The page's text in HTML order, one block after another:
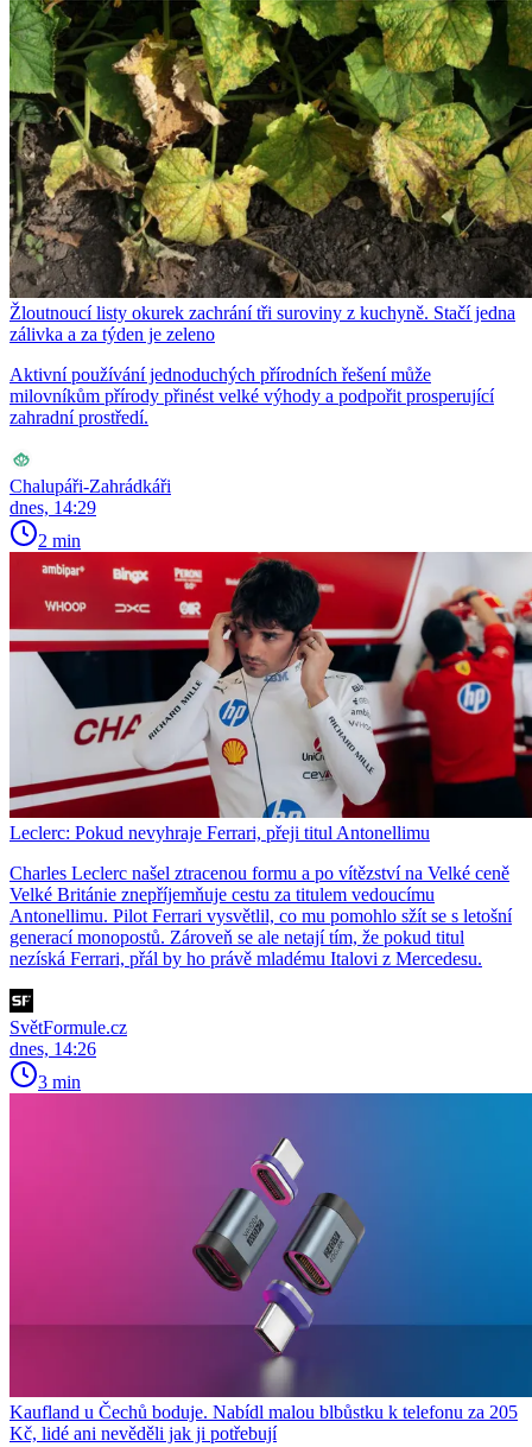
Žloutnoucí listy okurek zachrání tři suroviny z kuchyně. Stačí jedna
zálivka a za týden je zeleno
Aktivní používání jednoduchých přírodních řešení může
milovníkům přírody přinést velké výhody a podpořit prosperující
zahradní prostředí.
Chalupáři-Zahrádkáři
dnes, 14:29
2 min
Leclerc: Pokud nevyhraje Ferrari, přeji titul Antonellimu
Charles Leclerc našel ztracenou formu a po vítězství na Velké ceně
Velké Británie znepříjemňuje cestu za titulem vedoucímu
Antonellimu. Pilot Ferrari vysvětlil, co mu pomohlo sžít se s letošní
generací monopostů. Zároveň se ale netají tím, že pokud titul
nezíská Ferrari, přál by ho právě mladému Italovi z Mercedesu.
SvětFormule.cz
dnes, 14:26
3 min
Kaufland u Čechů boduje. Nabídl malou blbůstku k telefonu za 205
Kč, lidé ani nevěděli jak ji potřebují